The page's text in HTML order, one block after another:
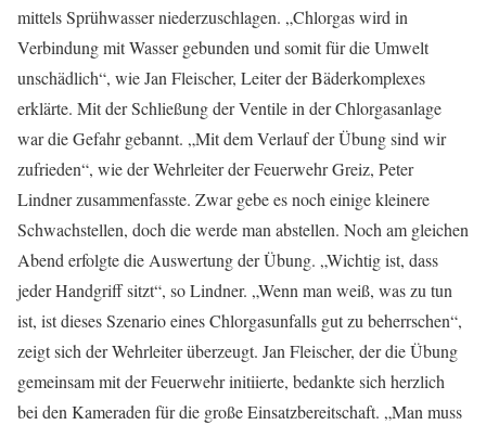
mittels Sprühwasser niederzuschlagen. „Chlorgas wird in
Verbindung mit Wasser gebunden und somit für die Umwelt
unschädlich“, wie Jan Fleischer, Leiter der Bäderkomplexes
erklärte. Mit der Schließung der Ventile in der Chlorgasanlage
war die Gefahr gebannt. „Mit dem Verlauf der Übung sind wir
zufrieden“, wie der Wehrleiter der Feuerwehr Greiz, Peter
Lindner zusammenfasste. Zwar gebe es noch einige kleinere
Schwachstellen, doch die werde man abstellen. Noch am gleichen
Abend erfolgte die Auswertung der Übung. „Wichtig ist, dass
jeder Handgriff sitzt“, so Lindner. „Wenn man weiß, was zu tun
ist, ist dieses Szenario eines Chlorgasunfalls gut zu beherrschen“,
zeigt sich der Wehrleiter überzeugt. Jan Fleischer, der die Übung
gemeinsam mit der Feuerwehr initiierte, bedankte sich herzlich
bei den Kameraden für die große Einsatzbereitschaft. „Man muss